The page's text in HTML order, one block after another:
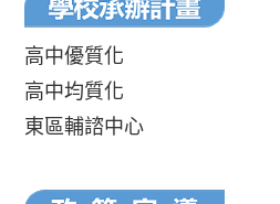
高中優質化
高中均質化
東區輔諮中心